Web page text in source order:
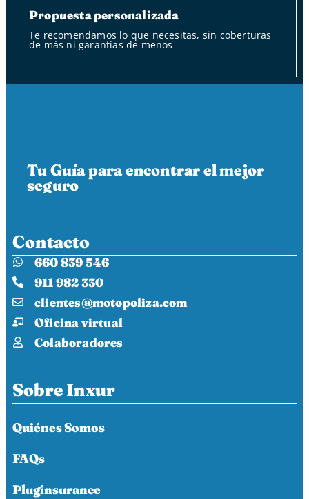
Propuesta personalizada
Te recomendamos lo que necesitas, sin coberturas
de más ni garantías de menos
Tu Guía para encontrar el mejor
seguro
Contacto
660 839 546
911 982 330
clientes@motopoliza.com
Oficina virtual
Colaboradores
Sobre Inxur
Quiénes Somos
FAQs
Pluginsurance